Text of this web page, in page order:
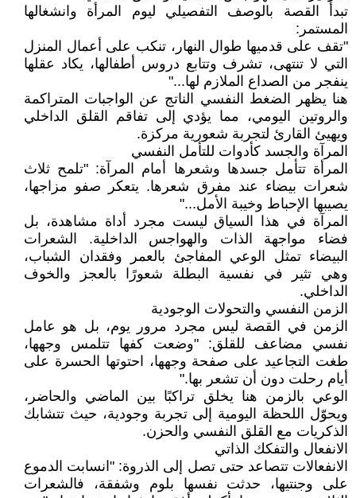
تبدأ القصة بالوصف التفصيلي ليوم المرأة وانشغالها
المستمر:
"تقف على قدميها طوال النهار، تنكب على أعمال المنزل
التي لا تنتهى، تشرف وتتابع دروس أطفالها، يكاد عقلها
ينفجر من الصداع الملازم لها..."
هنا يظهر الضغط النفسي الناتج عن الواجبات المتراكمة
والروتين اليومي، مما يؤدي إلى تفاقم القلق الداخلي
ويهيئ القارئ لتجربة شعورية مركزة.
المرآة والجسد كأدوات للتأمل النفسي
المرأة تتأمل جسدها وشعرها أمام المرآة: "تلمح ثلاث
شعرات بيضاء عند مفرق شعرها. يتعكر صفو مزاجها،
يصيبها الإحباط وخيبة الأمل..."
المرآة في هذا السياق ليست مجرد أداة مشاهدة، بل
فضاء مواجهة الذات والهواجس الداخلية. الشعرات
البيضاء تمثل الوعي المفاجئ بالعمر وفقدان الشباب،
وهي تثير في نفسية البطلة شعورًا بالعجز والخوف
الداخلي.
الزمن النفسي والتحولات الوجودية
الزمن في القصة ليس مجرد مرور يوم، بل هو عامل
نفسي مضاعف للقلق: "وضعت كفها تتلمس وجهها،
طغت التجاعيد على صفحة وجهها، احتوتها الحسرة على
أيام رحلت دون أن تشعر بها."
الوعي بالزمن هنا يخلق تراكبًا بين الماضي والحاضر،
ويحوّل اللحظة اليومية إلى تجربة وجودية، حيث تتشابك
الذكريات مع القلق النفسي والحزن.
الانفعال والتفكك الذاتي
الانفعالات تتصاعد حتى تصل إلى الذروة: "انسابت الدموع
على وجنتيها، حدثت نفسها بلوم وشفقة، فالشعرات